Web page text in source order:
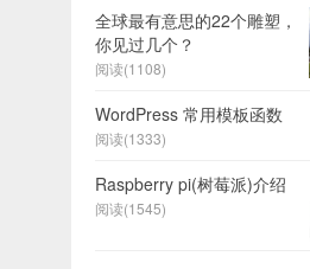
全球最有意思的22个雕塑，
你见过几个？
阅读(1108)
WordPress 常用模板函数
阅读(1333)
Raspberry pi(树莓派)介绍
阅读(1545)